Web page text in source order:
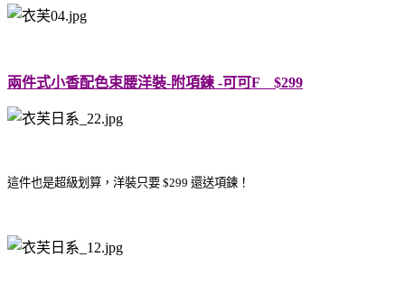
兩件式小香配色束腰洋裝-附項鍊 -可可F $299
這件也是超級划算，洋裝只要 $299 還送項鍊！